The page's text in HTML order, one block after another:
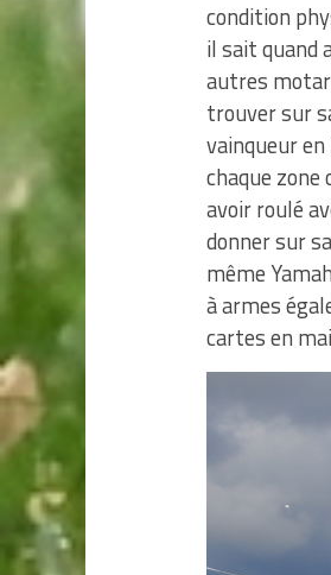
condition
il sait quand
autres
trouver sur
vainqueur
chaque
avoir roulé
donner sur
même
à armes
cartes en